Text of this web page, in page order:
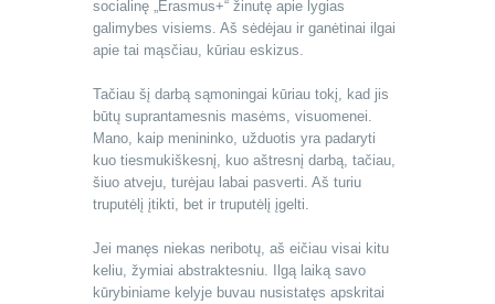
socialinę „Erasmus+“ žinutę apie lygias
galimybes visiems. Aš sėdėjau ir ganėtinai ilgai
apie tai mąsčiau, kūriau eskizus.
Tačiau šį darbą sąmoningai kūriau tokį, kad jis
būtų suprantamesnis masėms, visuomenei.
Mano, kaip menininko, užduotis yra padaryti
kuo tiesmukiškesnį, kuo aštresnį darbą, tačiau,
šiuo atveju, turėjau labai pasverti. Aš turiu
truputėlį įtikti, bet ir truputėlį įgelti.
Jei manęs niekas neribotų, aš eičiau visai kitu
keliu, žymiai abstraktesniu. Ilgą laiką savo
kūrybiniame kelyje buvau nusistatęs apskritai